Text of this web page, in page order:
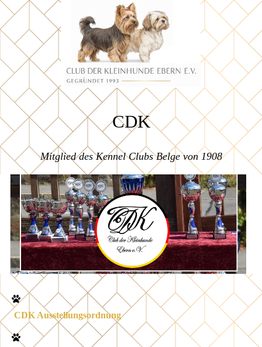
CDK
Mitglied des Kennel Clubs Belge von 1908
CDK Ausstellungsordnung